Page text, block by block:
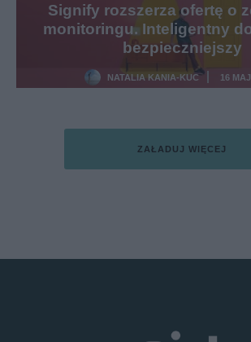
Signify rozszerza ofertę o
monitoringu. Inteligentny
bezpieczniejszy
NATALIA KANIA-KUC 16
ZAŁADUJ WIĘCEJ